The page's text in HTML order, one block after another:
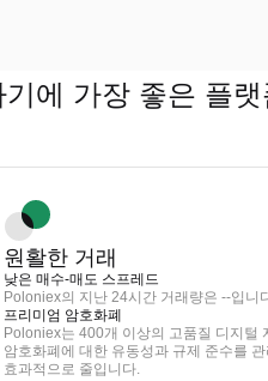
에 가장 좋은 플랫
원활한 거래
낮은 매수-매도 스프레드
Poloniex의 지난 24시간 거래량은 --입니
프리미엄 암호화폐
Poloniex는 400개 이상의 고품질 디지털
암호화폐에 대한 유동성과 규제 준수를
효과적으로 줄입니다.